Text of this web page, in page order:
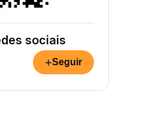
sociais
+Seguir